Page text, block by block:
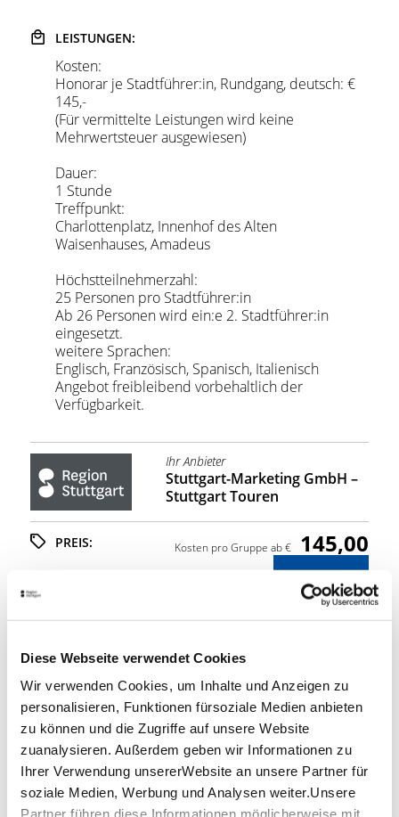
Diese Webseite verwendet Cookies
Wir verwenden Cookies, um Inhalte und Anzeigen zu
personalisieren, Funktionen fürsoziale Medien anbieten
zu können und die Zugriffe auf unsere Website
zuanalysieren. Außerdem geben wir Informationen zu
Ihrer Verwendung unsererWebsite an unsere Partner für
soziale Medien, Werbung und Analysen weiter.Unsere
Partner führen diese Informationen möglicherweise mit
LEISTUNGEN:
Kosten:
Honorar je Stadtführer:in, Rundgang, deutsch: €
145,-
(Für vermittelte Leistungen wird keine
Mehrwertsteuer ausgewiesen)
Dauer:
1 Stunde
Treffpunkt:
Charlottenplatz, Innenhof des Alten
Waisenhauses, Amadeus
Höchstteilnehmerzahl:
25 Personen pro Stadtführer:in
Ab 26 Personen wird ein:e 2. Stadtführer:in
eingesetzt.
weitere Sprachen:
Englisch, Französisch, Spanisch, Italienisch
Angebot freibleibend vorbehaltlich der
Verfügbarkeit.
Ihr Anbieter
Stuttgart-Marketing GmbH –
Stuttgart Touren
PREIS: Kosten pro Gruppe ab € 145,00
ANFRAGEN
Stuttgart Convention Bureau
RAHMENPROGRAMME &
INCENTIVES
Sie möchten mit Ihren Tagungsteilnehmern,
Mitarbeitern oder Gästegruppen die Region
Stuttgart entdecken? Dann sind Sie bei uns richtig!
Wir helfen Ihnen gerne bei der Zusammenstellung